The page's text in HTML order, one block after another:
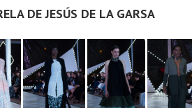
DE JESÚS DE LA GARSA